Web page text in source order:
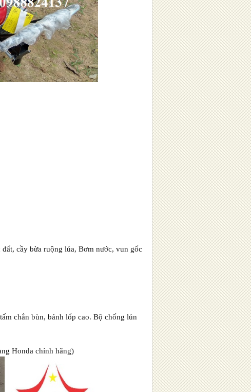
cầy bừa ruộng lúa, Bơm nước, vun gốc
chắn bùn, bánh lốp cao. Bộ chống lún
Honda chính hãng)